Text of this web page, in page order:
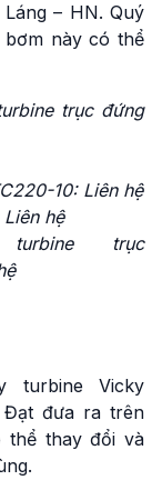
– HN. Quý
bơm này có thể
trục đứng
10: Liên hệ
hệ
trục
turbine Vicky
Đạt đưa ra trên
thể thay đổi và